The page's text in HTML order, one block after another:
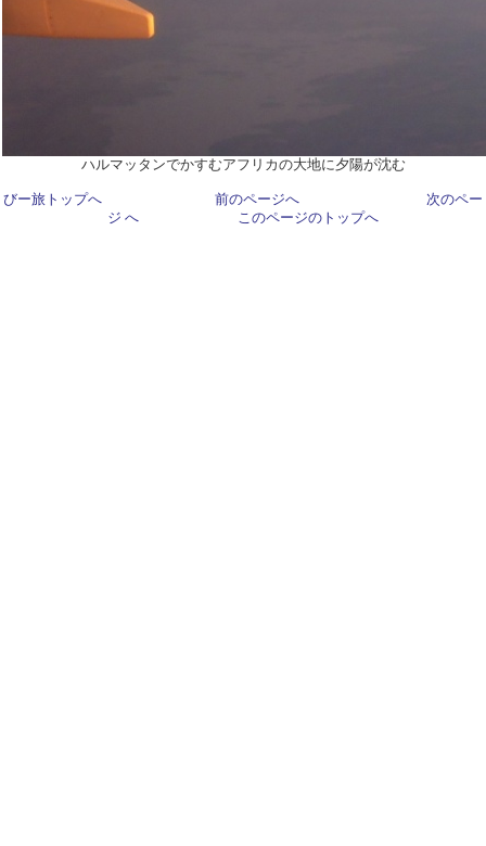
ハルマッタンでかすむアフリカの大地に夕陽が沈む
びー旅トップへ 前のページへ
次のペー
ジ へ
このページのトップへ